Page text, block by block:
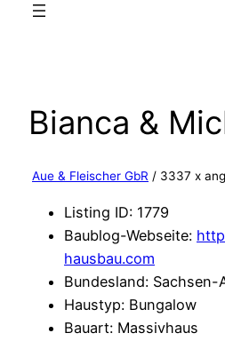
Bianca &
Aue & Fleischer GbR / 3337 x
Listing ID: 1779
Baublog-Webseite:
hausbau.com
Bundesland: Sachsen-
Haustyp: Bungalow
Bauart: Massivhaus